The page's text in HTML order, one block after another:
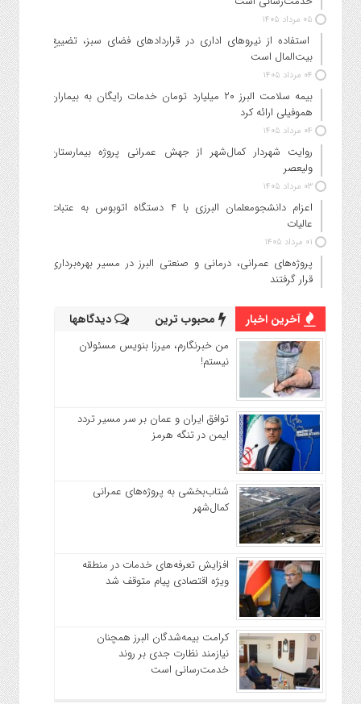
۰۵ مرداد ۱۴۰۵
استفاده از نیروهای اداری در قراردادهای فضای سبز، تضییع
بیت‌المال است
۰۴ مرداد ۱۴۰۵
بیمه سلامت البرز ۲۰ میلیارد تومان خدمات رایگان به بیماران
هموفیلی ارائه کرد
۰۴ مرداد ۱۴۰۵
روایت شهردار کمال‌شهر از جهش عمرانی پروژه بیمارستان
ولیعصر
۰۳ مرداد ۱۴۰۵
اعزام دانشجو‌معلمان البرزی با ۴ دستگاه اتوبوس به عتبات
عالیات
۰۱ مرداد ۱۴۰۵
پروژه‌های عمرانی، درمانی و صنعتی البرز در مسیر بهره‌برداری
قرار گرفتند
آخرین اخبار محبوب ترین دیدگاهها
من خبرنگارم، میرزا بنویس مسئولان
نیستم!
توافق ایران و عمان بر سر مسیر تردد
ایمن در تنگه هرمز
شتاب‌بخشی به پروژه‌های عمرانی
کمال‌شهر
افزایش تعرفه‌های خدمات در منطقه
ویژه اقتصادی پیام متوقف شد
کرامت بیمه‌شدگان البرز همچنان
نیازمند نظارت جدی بر روند
خدمت‌رسانی است